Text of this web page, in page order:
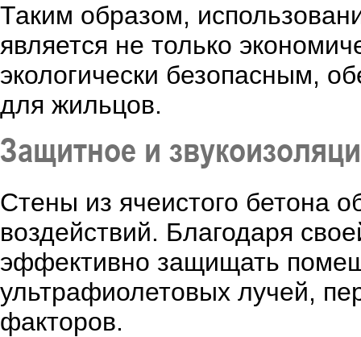
Таким образом,
является не только
экологически безопасным,
для жильцов.
Защитное и
Стены из ячеистого бетона
воздействий. Благодаря
эффективно защищать
ультрафиолетовых лучей,
факторов.